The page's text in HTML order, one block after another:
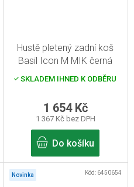
Hustě pletený zadní koš
Basil Icon M MIK černá
SKLADEM IHNED K ODBĚRU
1 367 Kč bez DPH
1 654 Kč
Do košíku
Novinka Kód: 6450654